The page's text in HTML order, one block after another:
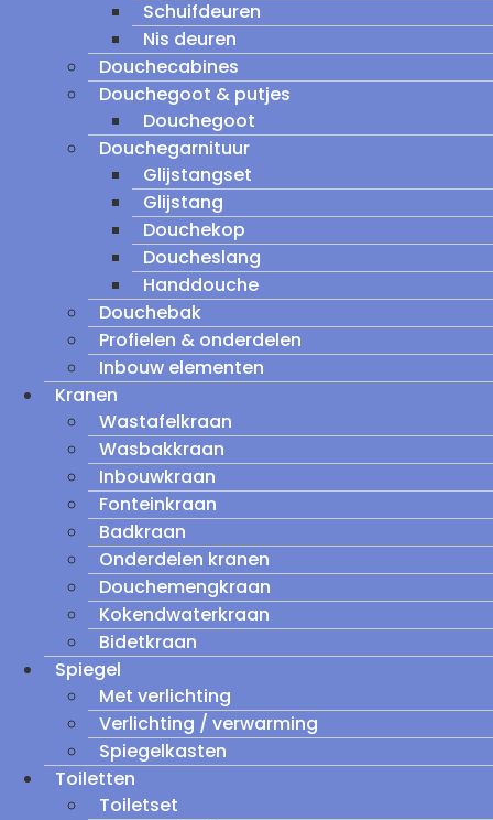
Schuifdeuren
Nis deuren
Douchecabines
Douchegoot & putjes
Douchegoot
Douchegarnituur
Glijstangset
Glijstang
Douchekop
Doucheslang
Handdouche
Douchebak
Profielen & onderdelen
Inbouw elementen
Kranen
Wastafelkraan
Wasbakkraan
Inbouwkraan
Fonteinkraan
Badkraan
Onderdelen kranen
Douchemengkraan
Kokendwaterkraan
Bidetkraan
Spiegel
Met verlichting
Verlichting / verwarming
Spiegelkasten
Toiletten
Toiletset